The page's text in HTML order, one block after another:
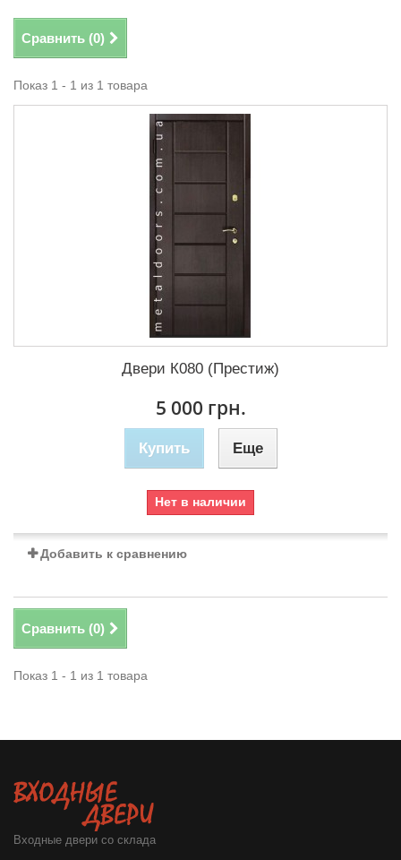
Сравнить (0)
Показ 1 - 1 из 1 товара
Двери К080 (Престиж)
5 000 грн.
Купить Еще
Нет в наличии
Добавить к сравнению
Сравнить (0)
Показ 1 - 1 из 1 товара
Входные двери со склада